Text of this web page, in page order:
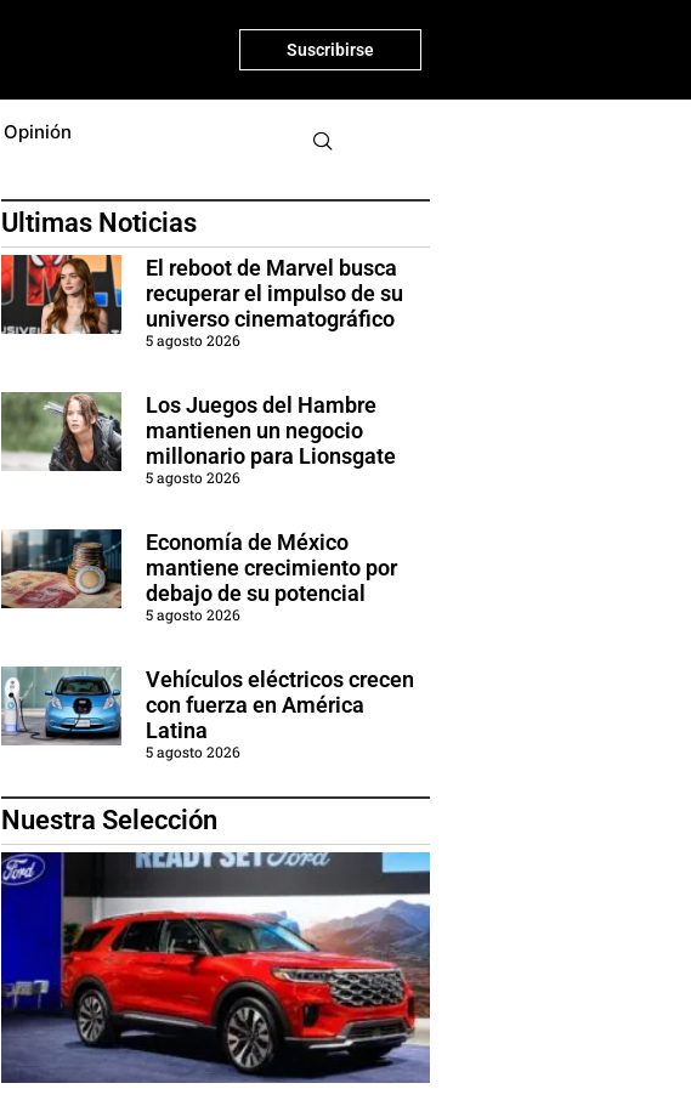
Suscribirse
Opinión
Ultimas Noticias
El reboot de Marvel busca
recuperar el impulso de su
universo cinematográfico
5 agosto 2026
Los Juegos del Hambre
mantienen un negocio
millonario para Lionsgate
5 agosto 2026
Economía de México
mantiene crecimiento por
debajo de su potencial
5 agosto 2026
Vehículos eléctricos crecen
con fuerza en América
Latina
5 agosto 2026
Nuestra Selección